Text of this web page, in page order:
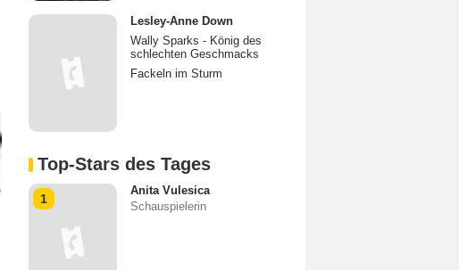
Lesley-Anne Down
Wally Sparks - König des
schlechten Geschmacks
Fackeln im Sturm
Top-Stars des Tages
1
Anita Vulesica
Schauspielerin